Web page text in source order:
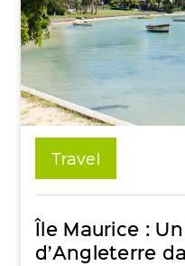
Travel
Île Maurice :
d’Angleterre